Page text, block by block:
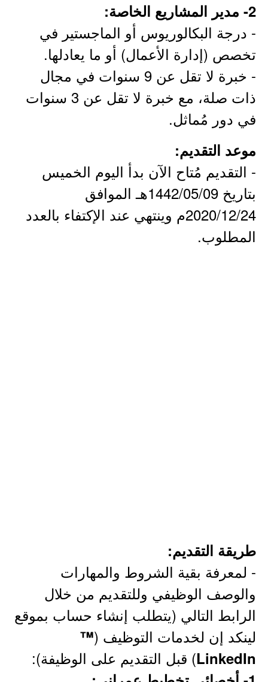
2- مدير المشاريع الخاصة:
- درجة البكالوريوس أو الماجستير في
تخصص (إدارة الأعمال) أو ما يعادلها.
- خبرة لا تقل عن 9 سنوات في مجال
ذات صلة، مع خبرة لا تقل عن 3 سنوات
في دور مُماثل.
موعد التقديم:
- التقديم مُتاح الآن بدأ اليوم الخميس
بتاريخ 1442/05/09هـ الموافق
2020/12/24م وينتهي عند الإكتفاء بالعدد
المطلوب.
طريقة التقديم:
- لمعرفة بقية الشروط والمهارات
والوصف الوظيفي وللتقديم من خلال
الرابط التالي (يتطلب إنشاء حساب بموقع
لينكد إن لخدمات التوظيف (™
LinkedIn) قبل التقديم على الوظيفة):